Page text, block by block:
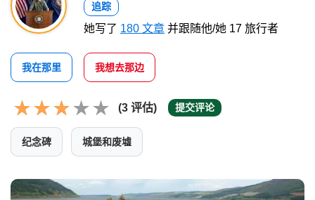
追踪
她写了 180 文章 并跟随他/她 17 旅行者
我在那里 我想去那边
(3 评估) 提交评论
纪念碑 城堡和废墟